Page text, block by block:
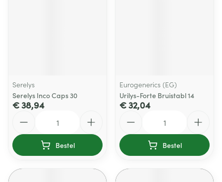
Serelys
Serelys Inco Caps 30
€ 38,94
Bestel
Eurogenerics (EG)
Urilys-Forte Bruistabl 14
€ 32,04
Bestel